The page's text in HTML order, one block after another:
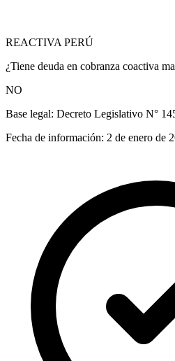
REACTIVA PERÚ
¿Tiene deuda en cobranza coactiva
NO
Base legal: Decreto Legislativo N°
Fecha de información: 2 de enero de